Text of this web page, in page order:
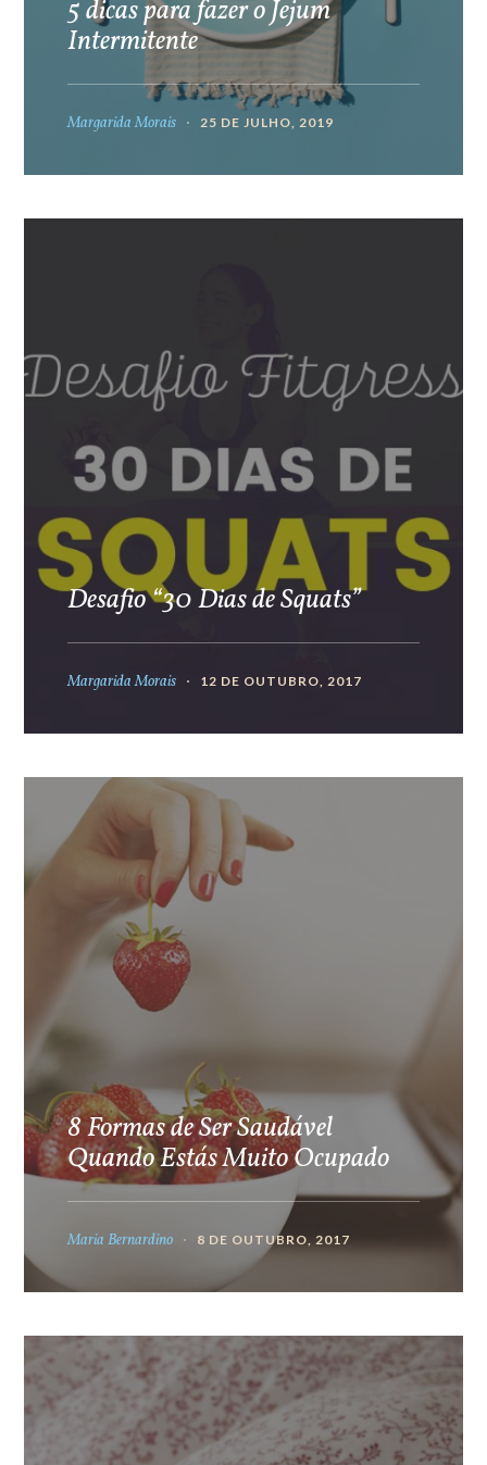
5 dicas para fazer o Jejum
Intermitente
Margarida Morais 25 DE JULHO, 2019
Desafio “30 Dias de Squats”
Margarida Morais 12 DE OUTUBRO, 2017
8 Formas de Ser Saudável
Quando Estás Muito Ocupado
Maria Bernardino 8 DE OUTUBRO, 2017